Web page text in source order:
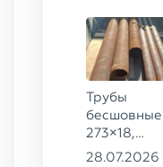
Трубы
бесшовные
273×18,
168×12 ГОСТ
28.07.2026